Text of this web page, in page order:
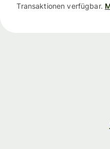
Transaktionen verfügbar.